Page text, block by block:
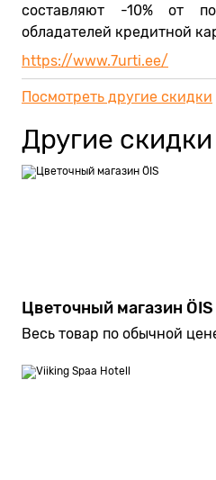
составляют -10% от
обладателей кредитной
https://www.7urti.ee/
Посмотреть другие скидки
Другие скидки
Цветочный магазин ÖIS
Весь товар по обычной